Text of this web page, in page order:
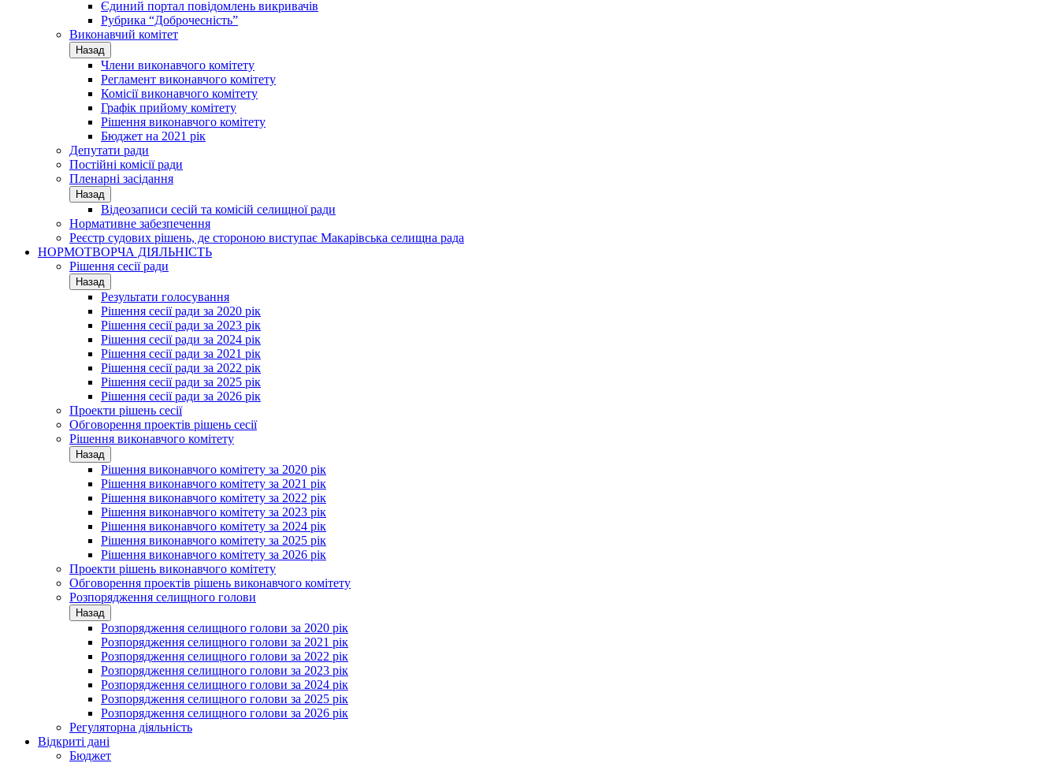
Єдиний портал повідомлень викривачів
Рубрика “Доброчесність”
Виконавчий комітет
Назад
Члени виконавчого комітету
Регламент виконавчого комітету
Комісії виконавчого комітету
Графік прийому комітету
Рішення виконавчого комітету
Бюджет на 2021 рік
Депутати ради
Постійні комісії ради
Пленарні засідання
Назад
Відеозаписи сесій та комісій селищної ради
Нормативне забезпечення
Реєстр судових рішень, де стороною виступає Макарівська селищна рада
НОРМОТВОРЧА ДІЯЛЬНІСТЬ
Рішення сесії ради
Назад
Результати голосування
Рішення сесії ради за 2020 рік
Рішення сесії ради за 2023 рік
Рішення сесії ради за 2024 рік
Рішення сесії ради за 2021 рік
Рішення сесії ради за 2022 рік
Рішення сесії ради за 2025 рік
Рішення сесії ради за 2026 рік
Проекти рішень сесії
Обговорення проектів рішень сесії
Рішення виконавчого комітету
Назад
Рішення виконавчого комітету за 2020 рік
Рішення виконавчого комітету за 2021 рік
Рішення виконавчого комітету за 2022 рік
Рішення виконавчого комітету за 2023 рік
Рішення виконавчого комітету за 2024 рік
Рішення виконавчого комітету за 2025 рік
Рішення виконавчого комітету за 2026 рік
Проекти рішень виконавчого комітету
Обговорення проектів рішень виконавчого комітету
Розпорядження селищного голови
Назад
Розпорядження селищного голови за 2020 рік
Розпорядження селищного голови за 2021 рік
Розпорядження селищного голови за 2022 рік
Розпорядження селищного голови за 2023 рік
Розпорядження селищного голови за 2024 рік
Розпорядження селищного голови за 2025 рік
Розпорядження селищного голови за 2026 рік
Регуляторна діяльність
Відкриті дані
Бюджет